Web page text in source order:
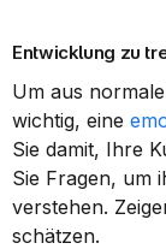
Entwicklung zu
Um aus
wichtig, eine
Sie damit, Ihre
Sie Fragen, um
verstehen.
schätzen.